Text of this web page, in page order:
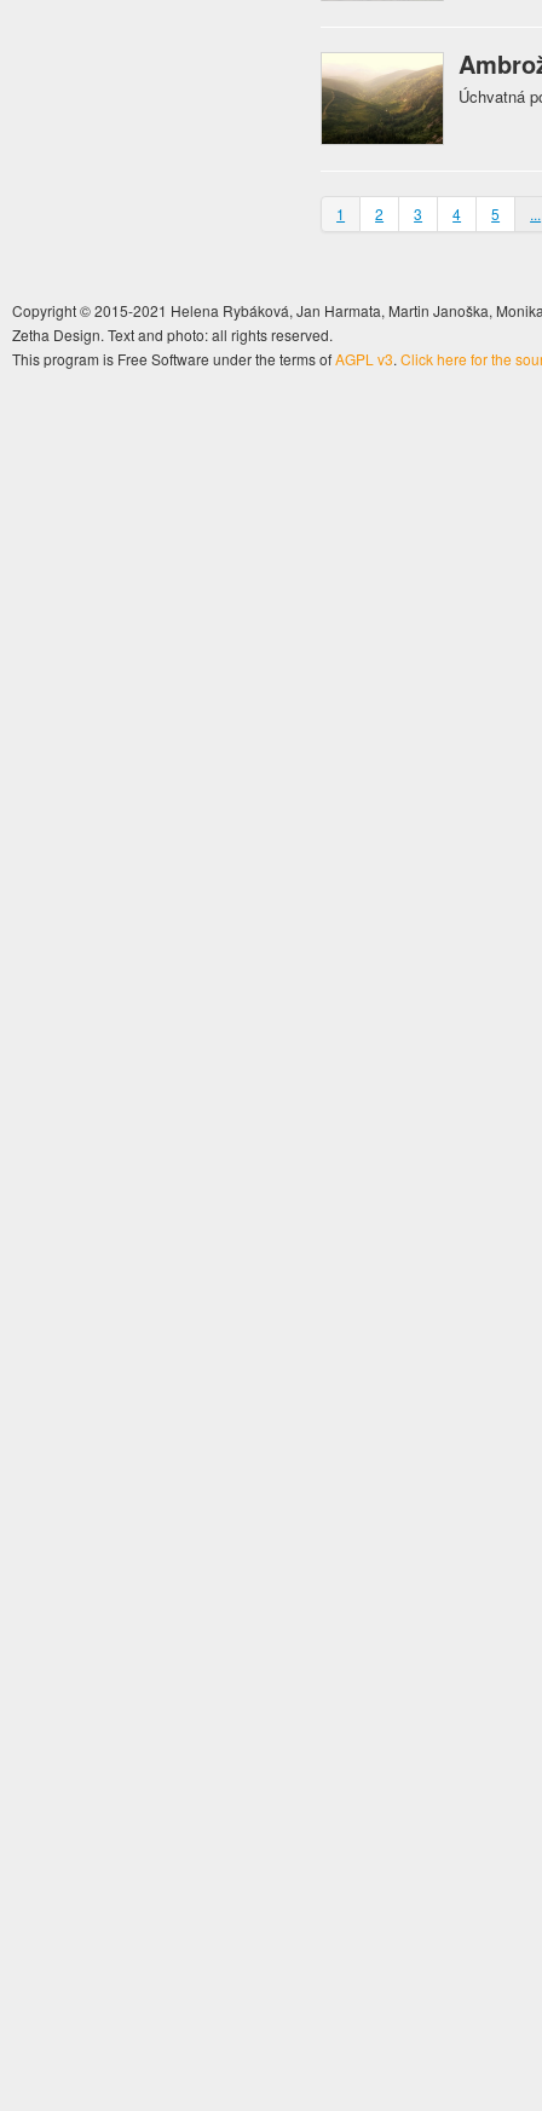
Úchvatná
1 2 3 4 5 ...
Copyright © 2015-2021 Helena Rybáková, Jan Harmata, Martin Janoška,
Zetha Design. Text and photo: all rights reserved.
This program is Free Software under the terms ofAGPL v3. Click here for the